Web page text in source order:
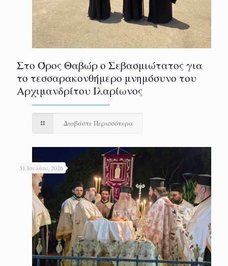
Στο Όρος Θαβώρ ο Σεβασμιώτατος για
το τεσσαρακονθήμερο μνημόσυνο του
Αρχιμανδρίτου Ιλαρίωνος
Διαβάστε Περισσότερα
31 Ιουλίου, 2026